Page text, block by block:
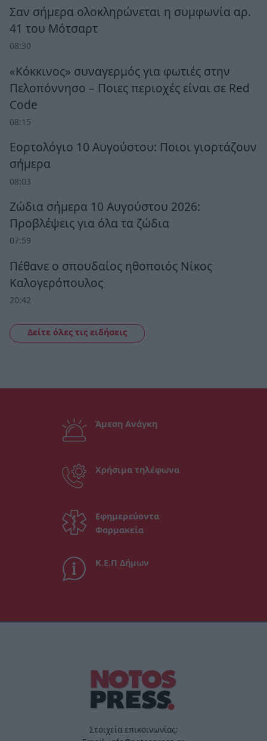
Σαν σήμερα ολοκληρώνεται η συμφωνία αρ.
41 του Μότσαρτ
08:30
«Κόκκινος» συναγερμός για φωτιές στην
Πελοπόννησο – Ποιες περιοχές είναι σε Red
Code
08:15
Εορτολόγιο 10 Αυγούστου: Ποιοι γιορτάζουν
σήμερα
08:03
Ζώδια σήμερα 10 Αυγούστου 2026:
Προβλέψεις για όλα τα ζώδια
07:59
Πέθανε ο σπουδαίος ηθοποιός Νίκος
Καλογερόπουλος
20:42
Δείτε όλες τις ειδήσεις
Άμεση Ανάγκη
Χρήσιμα τηλέφωνα
Εφημερεύοντα
Φαρμακεία
Κ.Ε.Π Δήμων
Στοιχεία επικοινωνίας: